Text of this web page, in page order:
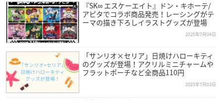
『SK∞ エスケーエイト』ドン・キホーテ/
アピタでコラボ商品発売！レーシングがテ
ーマの描き下ろしイラストグッズが登場
2025年7月04日
「サンリオ×セリア」日焼けハローキティ
のグッズが登場！アクリルミニチャームや
フラットポーチなど全商品110円
2025年7月03日